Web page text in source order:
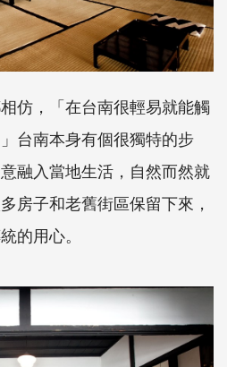
仿，「在台南很輕易就能觸
台南本身有個很獨特的步
融入當地生活，自然而然就
房子和老舊街區保留下來，
的用心。